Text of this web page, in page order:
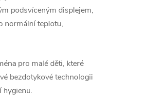
podsvíceným displejem,
normální teplotu,
pro malé děti, které
bezdotykové technologii
hygienu.